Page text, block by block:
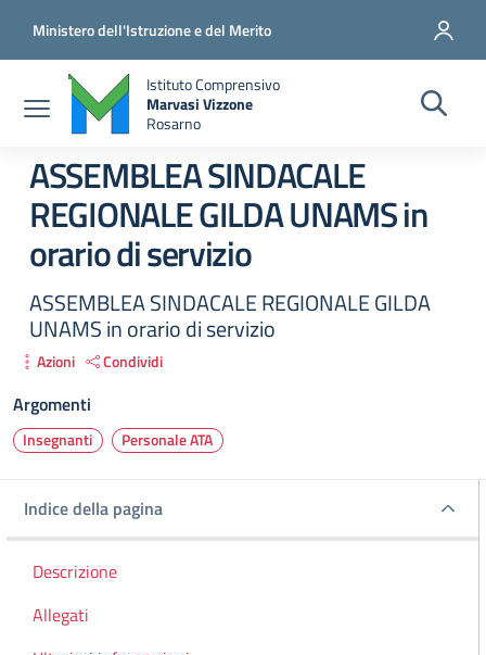
Ministero dell'Istruzione e del Merito
Istituto Comprensivo
Marvasi Vizzone
Rosarno
ASSEMBLEA SINDACALE
REGIONALE GILDA UNAMS in
orario di servizio
ASSEMBLEA SINDACALE REGIONALE GILDA
UNAMS in orario di servizio
Azioni Condividi
Argomenti
Insegnanti Personale ATA
Indice della pagina
Indice della pagina
Descrizione
Allegati